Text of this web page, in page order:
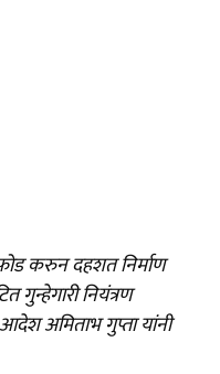
करुन दहशत निर्माण
गुन्हेगारी नियंत्रण
अमिताभ गुप्ता यांनी